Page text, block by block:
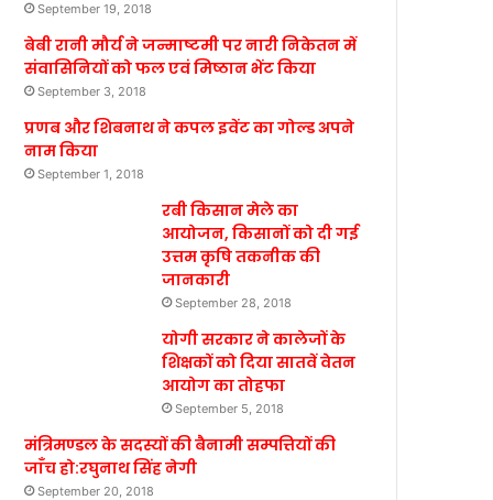
September 19, 2018
बेबी रानी मौर्य ने जन्माष्टमी पर नारी निकेतन में
संवासिनियों को फल एवं मिष्ठान भेंट किया
September 3, 2018
प्रणब और शिबनाथ ने कपल इवेंट का गोल्ड अपने
नाम किया
September 1, 2018
रबी किसान मेले का
आयोजन, किसानों को दी गई
उत्तम कृषि तकनीक की
जानकारी
September 28, 2018
योगी सरकार ने कालेजों के
शिक्षकों को दिया सातवें वेतन
आयोग का तोहफा
September 5, 2018
मंत्रिमण्डल के सदस्यों की बैनामी सम्पत्तियों की
जाँच हो:रघुनाथ सिंह नेगी
September 20, 2018